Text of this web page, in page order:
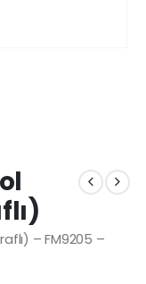
– FM9205 –